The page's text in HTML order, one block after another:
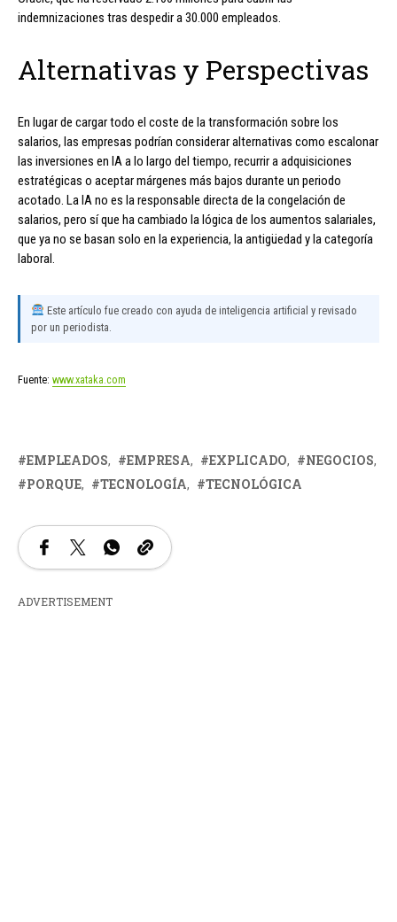
indemnizaciones tras despedir a 30.000 empleados.
Alternativas y Perspectivas
En lugar de cargar todo el coste de la transformación sobre los
salarios, las empresas podrían considerar alternativas como escalonar
las inversiones en IA a lo largo del tiempo, recurrir a adquisiciones
estratégicas o aceptar márgenes más bajos durante un periodo
acotado. La IA no es la responsable directa de la congelación de
salarios, pero sí que ha cambiado la lógica de los aumentos salariales,
que ya no se basan solo en la experiencia, la antigüedad y la categoría
laboral.
Este artículo fue creado con ayuda de inteligencia artificial y revisado
por un periodista.
Fuente: www.xataka.com
EMPLEADOS EMPRESA EXPLICADO
NEGOCIOS
PORQUE
TECNOLOGÍA TECNOLÓGICA
ADVERTISEMENT